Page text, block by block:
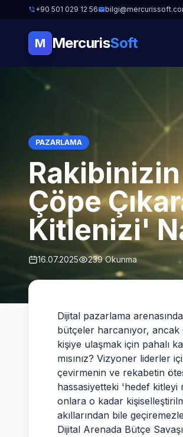
+90 501 029 12 56
M MercurisSoft
PAZARLAMA
Çöpe
Kitlenizi'
16.07.2025 239 Okunma
Dijital pazarlama
bütçeler harcanıyor,
kişiye ulaşmak için pahalı
mısınız? Vizyoner liderler
çevirmenin ve rekabetin
hassasiyetteki 'hedef
onlara o kadar
akıllarından bile
Dijital Arenada Bütçe